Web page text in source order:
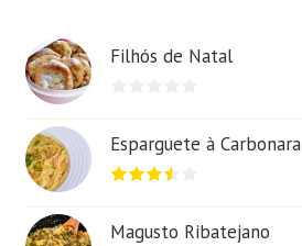
Filhós de Natal
Esparguete à Carbonara
Magusto Ribatejano